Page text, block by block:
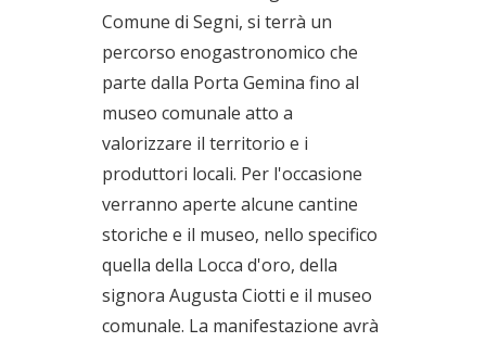
Comune di Segni, si terrà un
percorso enogastronomico che
parte dalla Porta Gemina fino al
museo comunale atto a
valorizzare il territorio e i
produttori locali. Per l'occasione
verranno aperte alcune cantine
storiche e il museo, nello specifico
quella della Locca d'oro, della
signora Augusta Ciotti e il museo
comunale. La manifestazione avrà